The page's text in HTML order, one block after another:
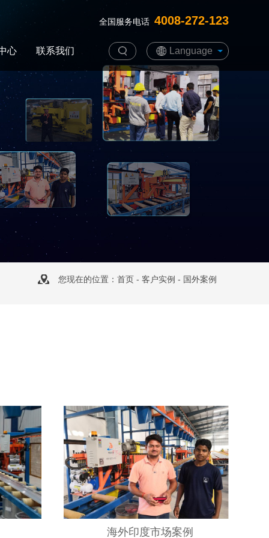
全国服务电话 4008-272-123
心 联系我们 Language
您现在的位置： 首页- 客户实例 - 国外案例
海外印度市场案例